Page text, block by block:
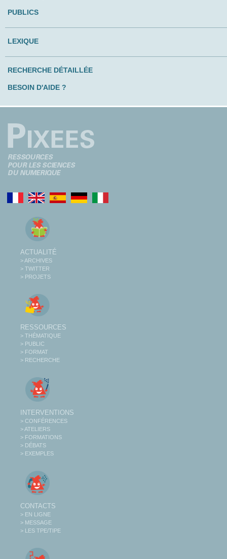
PUBLICS
LEXIQUE
RECHERCHE DÉTAILLÉE
BESOIN D'AIDE ?
ACTUALITÉ
> ARCHIVES
> TWITTER
> PROJETS
RESSOURCES
> THÉMATIQUE
> PUBLIC
> FORMAT
> RECHERCHE
INTERVENTIONS
> CONFÉRENCES
> ATELIERS
> FORMATIONS
> DÉBATS
> EXEMPLES
CONTACTS
> EN LIGNE
> MESSAGE
> LES TPE/TIPE